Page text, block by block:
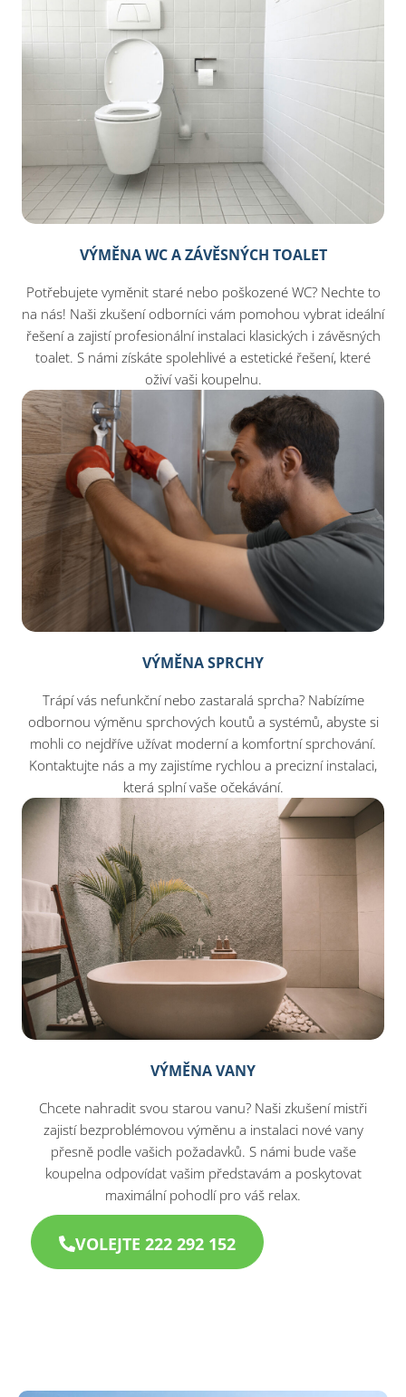
VÝMĚNA WC A ZÁVĚSNÝCH TOALET
Potřebujete vyměnit staré nebo poškozené WC? Nechte to
na nás! Naši zkušení odborníci vám pomohou vybrat ideální
řešení a zajistí profesionální instalaci klasických i závěsných
toalet. S námi získáte spolehlivé a estetické řešení, které
oživí vaši koupelnu.
VÝMĚNA SPRCHY
Trápí vás nefunkční nebo zastaralá sprcha? Nabízíme
odbornou výměnu sprchových koutů a systémů, abyste si
mohli co nejdříve užívat moderní a komfortní sprchování.
Kontaktujte nás a my zajistíme rychlou a precizní instalaci,
která splní vaše očekávání.
VÝMĚNA VANY
Chcete nahradit svou starou vanu? Naši zkušení mistři
zajistí bezproblémovou výměnu a instalaci nové vany
přesně podle vašich požadavků. S námi bude vaše
koupelna odpovídat vašim představám a poskytovat
maximální pohodlí pro váš relax.
VOLEJTE 222 292 152